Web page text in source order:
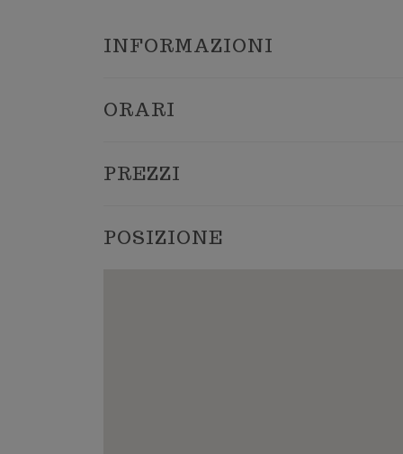
INFORMAZIONI
ORARI
PREZZI
POSIZIONE